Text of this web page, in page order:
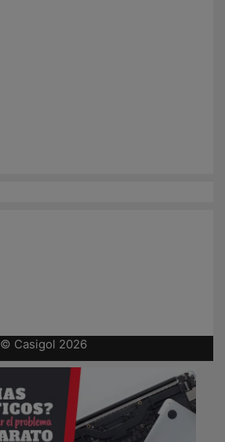
© Casigol 2026